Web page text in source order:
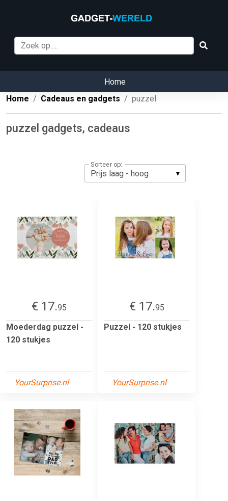
Home
Home
Cadeaus en gadgets puzzel
puzzel gadgets, cadeaus
Sorteer op:
€ 17.95
Moederdag puzzel -
120 stukjes
YourSurprise.nl
€ 17.95
Puzzel - 120 stukjes
YourSurprise.nl